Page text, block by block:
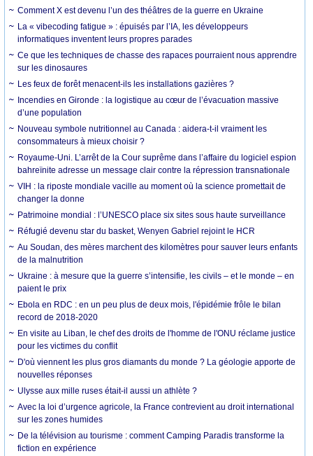
Comment X est devenu l’un des théâtres de la guerre en Ukraine
La « vibecoding fatigue » : épuisés par l’IA, les développeurs
informatiques inventent leurs propres parades
Ce que les techniques de chasse des rapaces pourraient nous apprendre
sur les dinosaures
Les feux de forêt menacent-ils les installations gazières ?
Incendies en Gironde : la logistique au cœur de l’évacuation massive
d’une population
Nouveau symbole nutritionnel au Canada : aidera-t-il vraiment les
consommateurs à mieux choisir ?
Royaume-Uni. L’arrêt de la Cour suprême dans l’affaire du logiciel espion
bahreïnite adresse un message clair contre la répression transnationale
VIH : la riposte mondiale vacille au moment où la science promettait de
changer la donne
Patrimoine mondial : l’UNESCO place six sites sous haute surveillance
Réfugié devenu star du basket, Wenyen Gabriel rejoint le HCR
Au Soudan, des mères marchent des kilomètres pour sauver leurs enfants
de la malnutrition
Ukraine : à mesure que la guerre s’intensifie, les civils – et le monde – en
paient le prix
Ebola en RDC : en un peu plus de deux mois, l'épidémie frôle le bilan
record de 2018-2020
En visite au Liban, le chef des droits de l'homme de l'ONU réclame justice
pour les victimes du conflit
D'où viennent les plus gros diamants du monde ? La géologie apporte de
nouvelles réponses
Ulysse aux mille ruses était-il aussi un athlète ?
Avec la loi d’urgence agricole, la France contrevient au droit international
sur les zones humides
De la télévision au tourisme : comment Camping Paradis transforme la
fiction en expérience